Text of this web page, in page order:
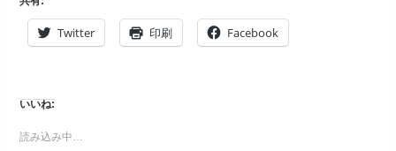
Twitter 印刷 Facebook
いいね:
読み込み中…